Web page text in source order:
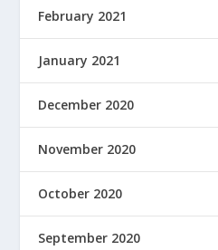
February 2021
January 2021
December 2020
November 2020
October 2020
September 2020